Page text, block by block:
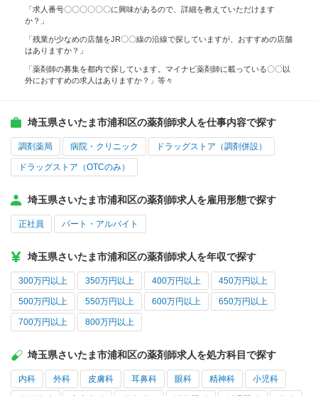
「求人番号〇〇〇〇〇〇に興味があるので、詳細を教えていただけます
か？」
「残業が少なめの店舗をJR〇〇線の沿線で探していますが、おすすめの店舗
はありますか？」
「薬剤師の募集を都内で探しています。マイナビ薬剤師に載っている〇〇以
外におすすめの求人はありますか？」等々
埼玉県さいたま市浦和区の薬剤師求人を仕事内容で探す
調剤薬局 病院・クリニック ドラッグストア（調剤併設）
ドラッグストア（OTCのみ）
埼玉県さいたま市浦和区の薬剤師求人を雇用形態で探す
正社員 パート・アルバイト
埼玉県さいたま市浦和区の薬剤師求人を年収で探す
300万円以上 350万円以上 400万円以上 450万円以上
500万円以上 550万円以上 600万円以上 650万円以上
700万円以上 800万円以上
埼玉県さいたま市浦和区の薬剤師求人を処方科目で探す
内科 外科 皮膚科 耳鼻科 眼科 精神科 小児科